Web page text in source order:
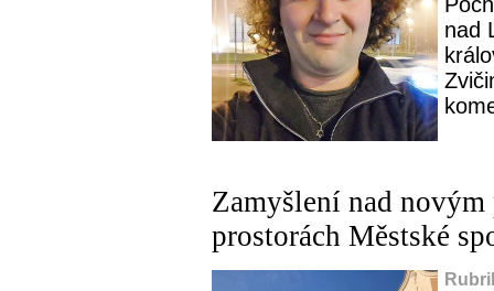
nad
Zamyšlení nad
prostorách Městské